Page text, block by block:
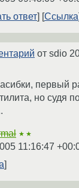
ответ
Ссылка
от sdio
первый
но судя
★★
11:16:47